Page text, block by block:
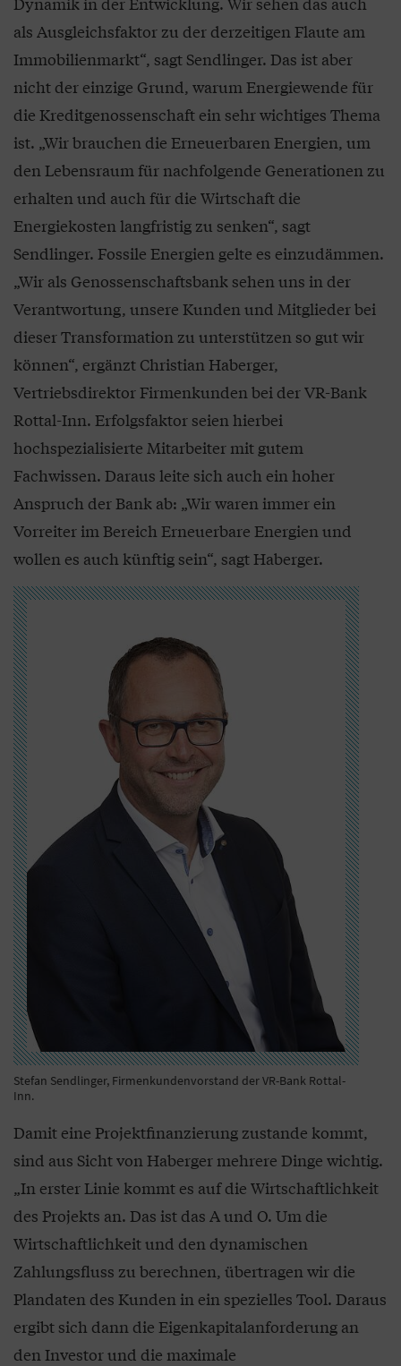
als Ausgleichsfaktor zu der derzeitigen Flaute am
Immobilienmarkt“, sagt Sendlinger. Das ist aber
nicht der einzige Grund, warum Energiewende für
die Kreditgenossenschaft ein sehr wichtiges Thema
ist. „Wir brauchen die Erneuerbaren Energien, um
den Lebensraum für nachfolgende Generationen zu
erhalten und auch für die Wirtschaft die
Energiekosten langfristig zu senken“, sagt
Sendlinger. Fossile Energien gelte es einzudämmen.
„Wir als Genossenschaftsbank sehen uns in der
Verantwortung, unsere Kunden und Mitglieder bei
dieser Transformation zu unterstützen so gut wir
können“, ergänzt Christian Haberger,
Vertriebsdirektor Firmenkunden bei der VR-Bank
Rottal-Inn. Erfolgsfaktor seien hierbei
hochspezialisierte Mitarbeiter mit gutem
Fachwissen. Daraus leite sich auch ein hoher
Anspruch der Bank ab: „Wir waren immer ein
Vorreiter im Bereich Erneuerbare Energien und
wollen es auch künftig sein“, sagt Haberger.
Stefan Sendlinger, Firmenkundenvorstand der VR-Bank Rottal-
Inn.
Damit eine Projektfinanzierung zustande kommt,
sind aus Sicht von Haberger mehrere Dinge wichtig.
„In erster Linie kommt es auf die Wirtschaftlichkeit
des Projekts an. Das ist das A und O. Um die
Wirtschaftlichkeit und den dynamischen
Zahlungsfluss zu berechnen, übertragen wir die
Plandaten des Kunden in ein spezielles Tool. Daraus
ergibt sich dann die Eigenkapitalanforderung an
den Investor und die maximale